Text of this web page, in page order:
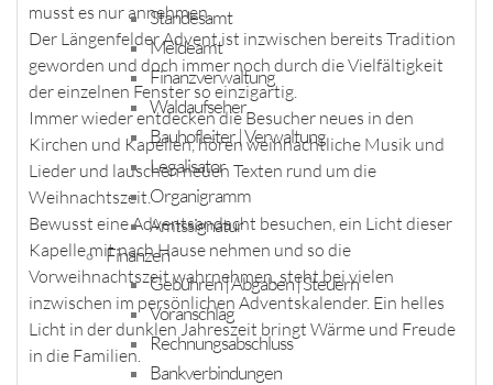
Standesamt
Meldeamt
Finanzverwaltung
Waldaufseher
Bauhofleiter | Verwaltung
Legalisator
Organigramm
Amtssignatur
Finanzen
Gebühren | Abgaben | Steuern
Voranschlag
Rechnungsabschluss
Bankverbindungen
musst es nur annehmen.
Der Längenfelder Advent ist inzwischen bereits Tradition
geworden und doch immer noch durch die Vielfältigkeit
der einzelnen Fenster so einzigartig.
Immer wieder entdecken die Besucher neues in den
Kirchen und Kapellen, hören weihnachtliche Musik und
Lieder und lauschen neuen Texten rund um die
Weihnachtszeit.
Bewusst eine Adventsandacht besuchen, ein Licht dieser
Kapelle mit nach Hause nehmen und so die
Vorweihnachtszeit wahrnehmen, steht bei vielen
inzwischen im persönlichen Adventskalender. Ein helles
Licht in der dunklen Jahreszeit bringt Wärme und Freude
in die Familien.